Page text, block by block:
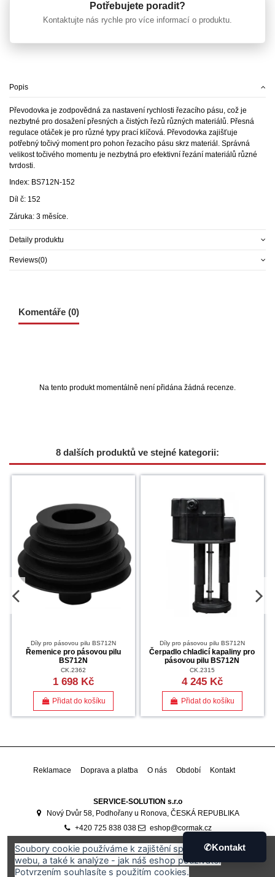
Potřebujete poradit?
Kontaktujte nás rychle pro více informací o produktu.
Popis
Převodovka je zodpovědná za nastavení rychlosti řezacího pásu, což je
nezbytné pro dosažení přesných a čistých řezů různých materiálů. Přesná
regulace otáček je pro různé typy prací klíčová. Převodovka zajišťuje
potřebný točivý moment pro pohon řezacího pásu skrz materiál. Správná
velikost točivého momentu je nezbytná pro efektivní řezání materiálů různé
tvrdosti.
Index: BS712N-152
Díl č: 152
Záruka: 3 měsíce.
Detaily produktu
Reviews(0)
Komentáře (0)
Na tento produkt momentálně není přidána žádná recenze.
8 dalších produktů ve stejné kategorii:
Díly pro pásovou pilu BS712N
Řemenice pro pásovou pilu
BS712N
CK.2362
1 698 Kč
Přidat do košíku
Díly pro pásovou pilu BS712N
Čerpadlo chladicí kapaliny pro
pásovou pilu BS712N
CK.2315
4 245 Kč
Přidat do košíku
Reklamace Doprava a platba O nás Období Kontakt
SERVICE-SOLUTION s.r.o
Nový Dvůr 58, Podhořany u Ronova, ČESKÁ REPUBLIKA
+420 725 838 038
eshop@cormak.cz
Developed byAli Software Development 🇷🇴
Soubory cookie používáme k zajištění správného fungování
webu, a také k analýze - jak náš eshop používáte.
Potvrzením souhlasíte s použitím cookies.
✆Kontakt